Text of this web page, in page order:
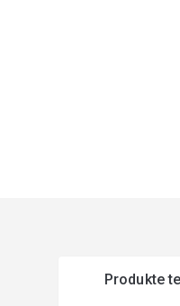
Produkte